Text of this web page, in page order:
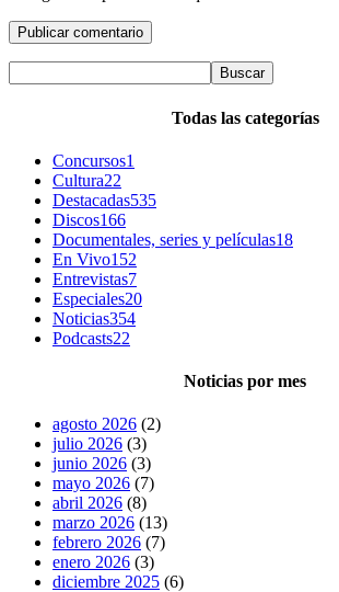
Todas las categorías
Concursos1
Cultura22
Destacadas535
Discos166
Documentales, series y películas18
En Vivo152
Entrevistas7
Especiales20
Noticias354
Podcasts22
Noticias por mes
agosto 2026 (2)
julio 2026 (3)
junio 2026 (3)
mayo 2026 (7)
abril 2026 (8)
marzo 2026 (13)
febrero 2026 (7)
enero 2026 (3)
diciembre 2025 (6)